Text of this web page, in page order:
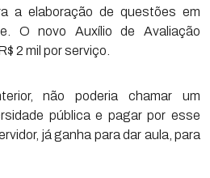
a elaboração de questões em
O novo Auxílio de Avaliação
2 mil por serviço.
não poderia chamar um
pública e pagar por esse
já ganha para dar aula, para